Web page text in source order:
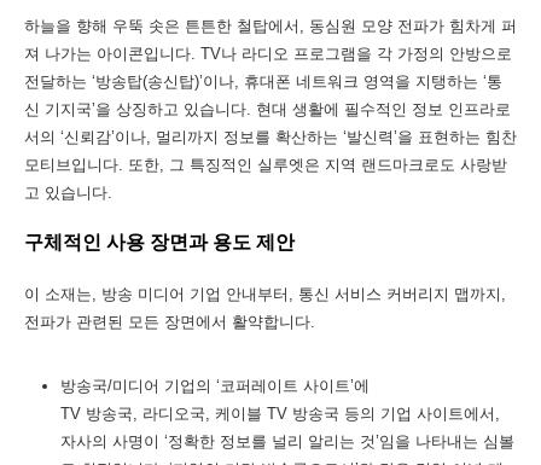
하늘을 향해 우뚝 솟은 튼튼한 철탑에서, 동심원 모양 전파가 힘차게 퍼
져 나가는 아이콘입니다. TV나 라디오 프로그램을 각 가정의 안방으로
전달하는 ‘방송탑(송신탑)’이나, 휴대폰 네트워크 영역을 지탱하는 ‘통
신 기지국’을 상징하고 있습니다. 현대 생활에 필수적인 정보 인프라로
서의 ‘신뢰감’이나, 멀리까지 정보를 확산하는 ‘발신력’을 표현하는 힘찬
모티브입니다. 또한, 그 특징적인 실루엣은 지역 랜드마크로도 사랑받
고 있습니다.
구체적인 사용 장면과 용도 제안
이 소재는, 방송 미디어 기업 안내부터, 통신 서비스 커버리지 맵까지,
전파가 관련된 모든 장면에서 활약합니다.
방송국/미디어 기업의 ‘코퍼레이트 사이트’에
TV 방송국, 라디오국, 케이블 TV 방송국 등의 기업 사이트에서,
자사의 사명이 ‘정확한 정보를 널리 알리는 것’임을 나타내는 심볼